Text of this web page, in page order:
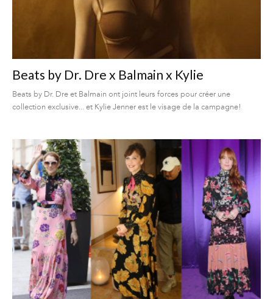
Beats by Dr. Dre x Balmain x Kylie
Beats by Dr. Dre et Balmain ont joint leurs forces pour créer une
collection exclusive... et Kylie Jenner est le visage de la campagne!